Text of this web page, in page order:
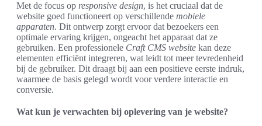
Met de focus op responsive design, is het cruciaal dat de
website goed functioneert op verschillende mobiele
apparaten. Dit ontwerp zorgt ervoor dat bezoekers een
optimale ervaring krijgen, ongeacht het apparaat dat ze
gebruiken. Een professionele Craft CMS website kan deze
elementen efficiënt integreren, wat leidt tot meer tevredenheid
bij de gebruiker. Dit draagt bij aan een positieve eerste indruk,
waarmee de basis gelegd wordt voor verdere interactie en
conversie.
Wat kun je verwachten bij oplevering van je website?